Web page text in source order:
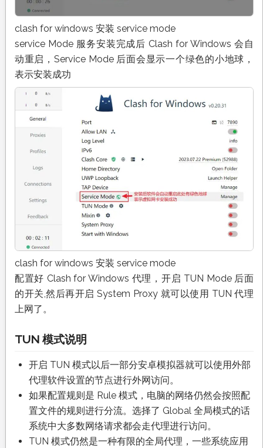
clash for windows 安装 service mode
service Mode 服务安装完成后 Clash for Windows 会自
动重启，Service Mode 后面会显示一个绿色的小地球，
表示安装成功
clash for windows 安装 service mode
配置好 Clash for Windows 代理，开启 TUN Mode 后面
的开关,然后再开启 System Proxy 就可以使用 TUN 代理
上网了。
TUN 模式说明
开启 TUN 模式以后一部分安卓模拟器就可以使用外部
代理软件设置的节点进行外网访问。
如果配置规则是 Rule 模式，电脑的网络仍然会按照配
置文件的规则进行分流。选择了 Global 全局模式的话
系统中大多数网络请求都会走代理进行访问。
TUN 模式仍然是一种有限的全局代理，一些系统应用